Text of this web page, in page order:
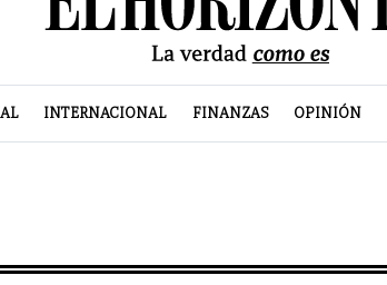
INTERNACIONAL FINANZAS OPINIÓN